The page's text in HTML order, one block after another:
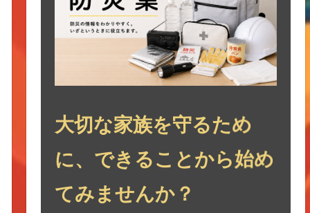
大切な家族を守るため
に、できることから始め
てみませんか？